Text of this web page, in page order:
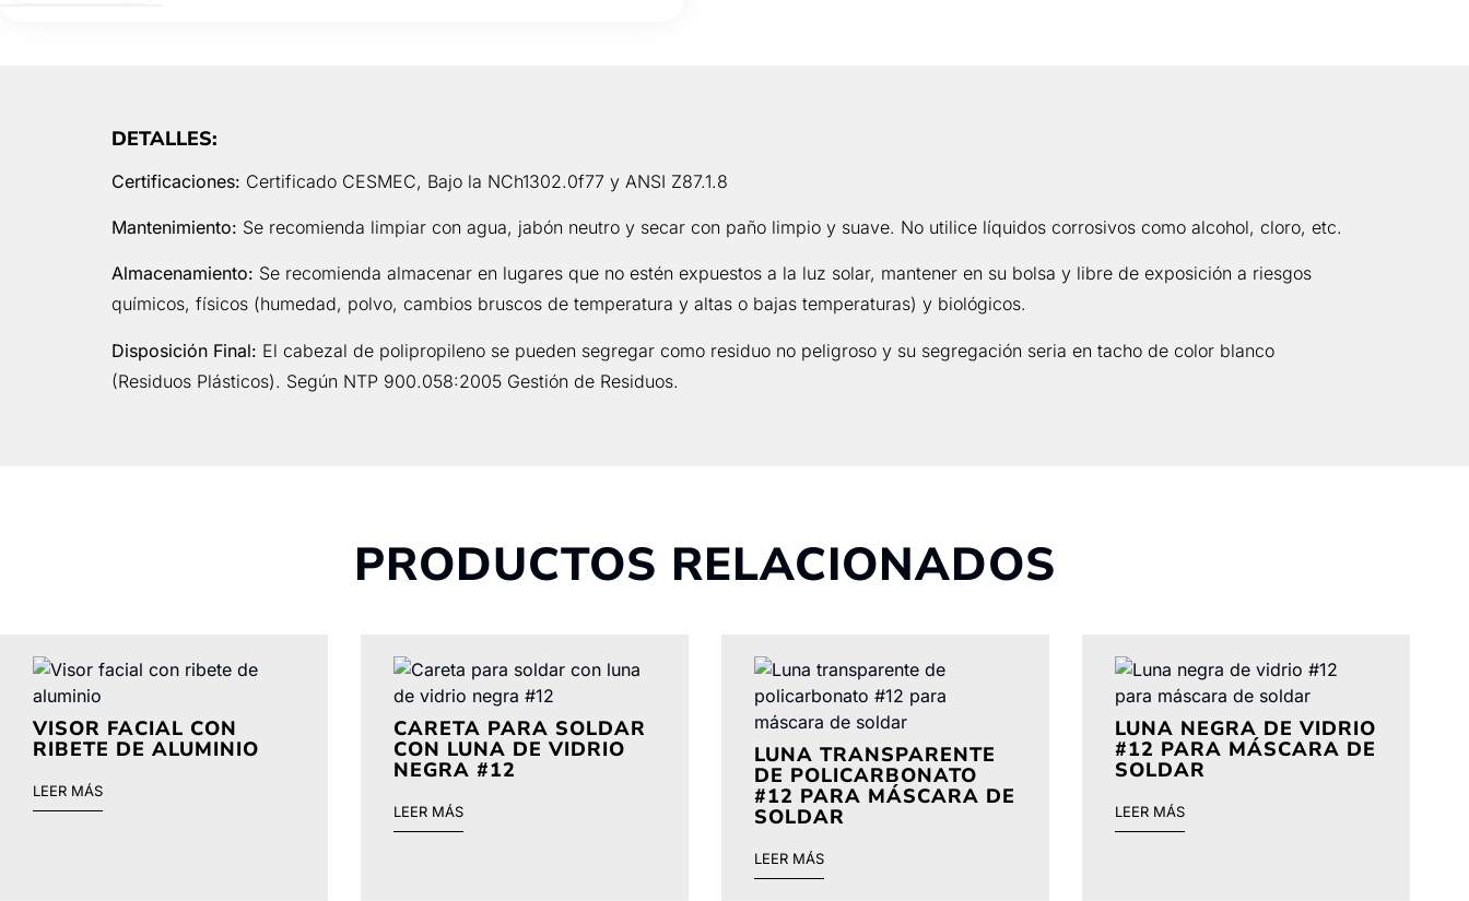
DETALLES:
Certificaciones: Certificado CESMEC, Bajo la NCh1302.0f77 y ANSI Z87.1.8
Mantenimiento: Se recomienda limpiar con agua, jabón neutro y secar con paño limpio y suave. No utilice líquidos corrosivos como alcohol, cloro, etc.
Almacenamiento: Se recomienda almacenar en lugares que no estén expuestos a la luz solar, mantener en su bolsa y libre de exposición a riesgos
químicos, físicos (humedad, polvo, cambios bruscos de temperatura y altas o bajas temperaturas) y biológicos.
Disposición Final: El cabezal de polipropileno se pueden segregar como residuo no peligroso y su segregación seria en tacho de color blanco
(Residuos Plásticos). Según NTP 900.058:2005 Gestión de Residuos.
PRODUCTOS RELACIONADOS
VISOR FACIAL CON
RIBETE DE ALUMINIO
LEER MÁS
CARETA PARA SOLDAR
CON LUNA DE VIDRIO
NEGRA #12
LEER MÁS
LUNA TRANSPARENTE
DE POLICARBONATO
#12 PARA MÁSCARA DE
SOLDAR
LEER MÁS
LUNA NEGRA DE VIDRIO
#12 PARA MÁSCARA DE
SOLDAR
LEER MÁS